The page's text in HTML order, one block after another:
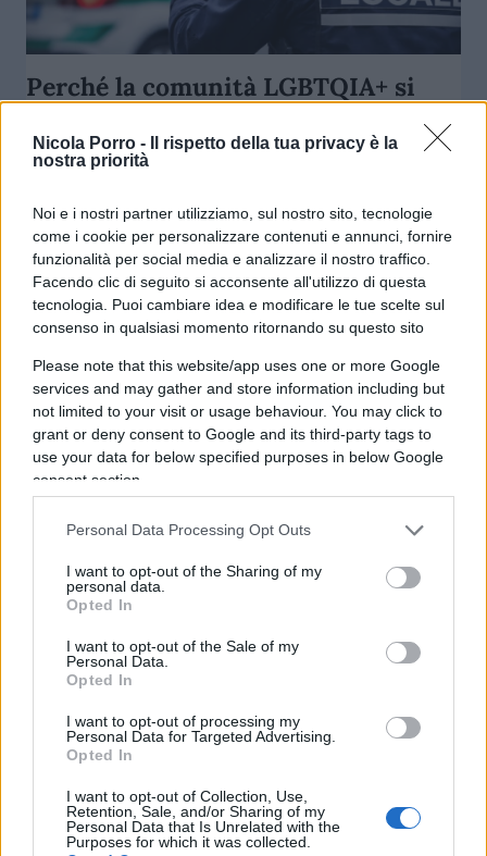
Nicola Porro -
Il rispetto della tua privacy è la
nostra priorità
Noi e i nostri partner utilizziamo, sul nostro sito, tecnologie
come i cookie per personalizzare contenuti e annunci, fornire
funzionalità per social media e analizzare il nostro traffico.
Facendo clic di seguito si acconsente all'utilizzo di questa
tecnologia. Puoi cambiare idea e modificare le tue scelte sul
consenso in qualsiasi momento ritornando su questo sito
Please note that this website/app uses one or more Google
services and may gather and store information including but
not limited to your visit or usage behaviour. You may click to
grant or deny consent to Google and its third-party tags to
use your data for below specified purposes in below Google
consent section.
Personal Data Processing Opt Outs
I want to opt-out of the Sharing of my
personal data.
Opted In
I want to opt-out of the Sale of my
Personal Data.
Opted In
I want to opt-out of processing my
Personal Data for Targeted Advertising.
Opted In
I want to opt-out of Collection, Use,
Retention, Sale, and/or Sharing of my
Personal Data that Is Unrelated with the
Purposes for which it was collected.
Perché la comunità LGBTQIA+ si
oppone ai taser per la Polizia locale
di Milano
diRedazione Milano
8 Giugno 2026, 15:22
Sicurezza a Milano, Nahum (Azione)
ne ha per tutti: “Governo
disastroso, sui taser il Pd faccia
pace con se stesso”
diAndrea Parrino
5 Giugno 2026, 19:50